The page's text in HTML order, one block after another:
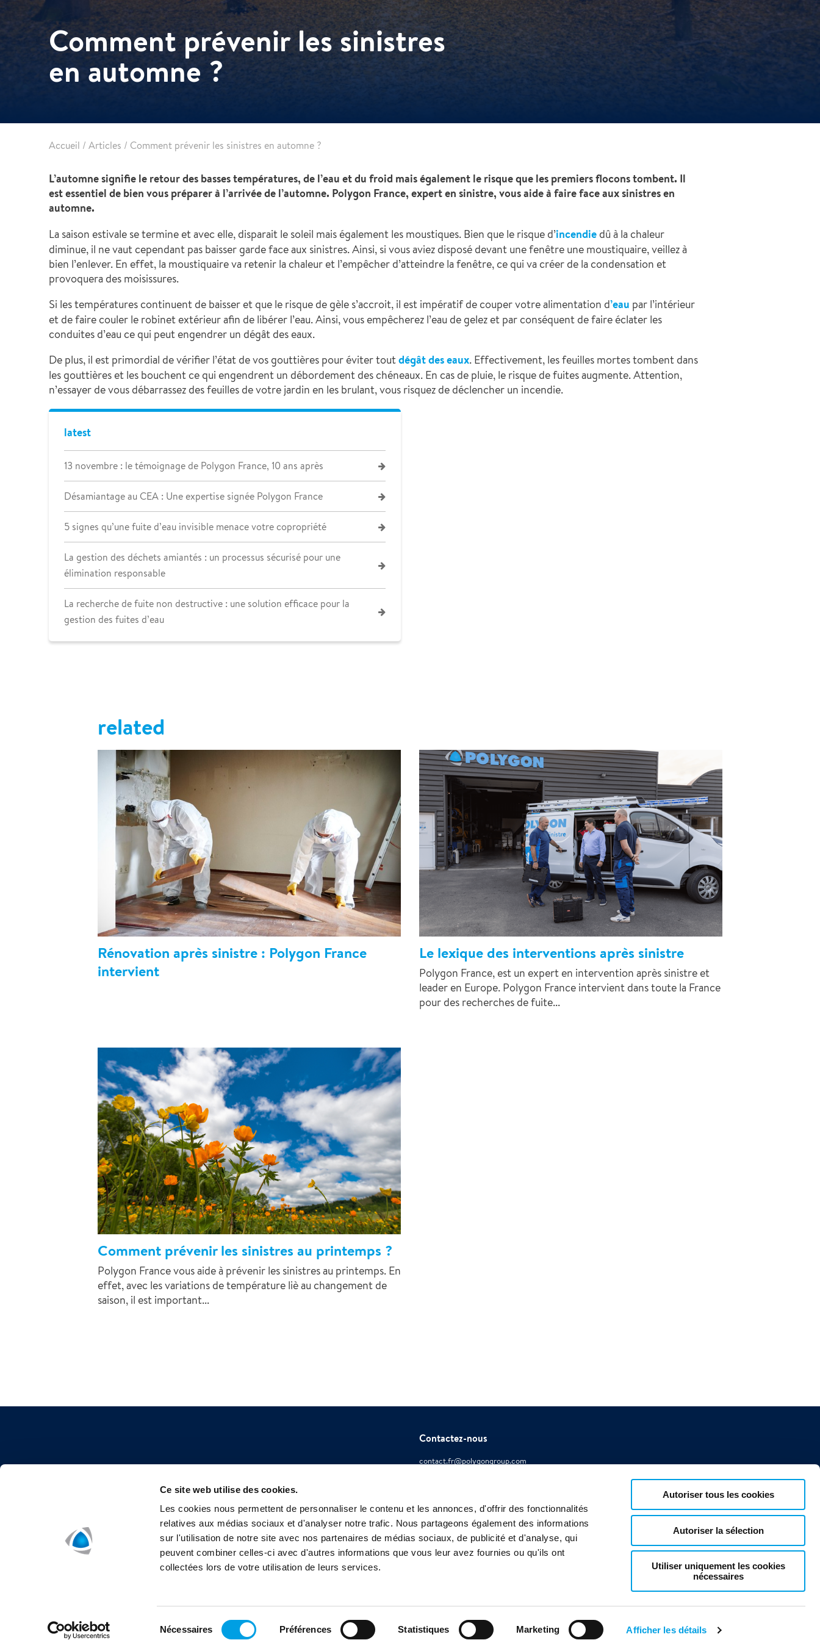
Ce site web utilise des cookies.
Les cookies nous permettent de personnaliser le contenu et les annonces, d'offrir des fonctionnalités
relatives aux médias sociaux et d'analyser notre trafic. Nous partageons également des informations
sur l'utilisation de notre site avec nos partenaires de médias sociaux, de publicité et d'analyse, qui
peuvent combiner celles-ci avec d'autres informations que vous leur avez fournies ou qu'ils ont
collectées lors de votre utilisation de leurs services.
Nécessaires Préférences Statistiques Marketing Afficher les détails
Autoriser tous les cookies
Autoriser la sélection
Utiliser uniquement les cookies
nécessaires
Imagerie industrielle
Réparation plomberie
Démolition
Comment prévenir les sinistres
en automne ?
Accueil / Articles / Comment prévenir les sinistres en automne ?
L’automne signifie le retour des basses températures, de l’eau et du froid mais également le risque que les premiers flocons tombent. Il
est essentiel de bien vous préparer à l’arrivée de l’automne. Polygon France, expert en sinistre, vous aide à faire face aux sinistres en
automne.
La saison estivale se termine et avec elle, disparait le soleil mais également les moustiques. Bien que le risque d’incendie dû à la chaleur
diminue, il ne vaut cependant pas baisser garde face aux sinistres. Ainsi, si vous aviez disposé devant une fenêtre une moustiquaire, veillez à
bien l’enlever. En effet, la moustiquaire va retenir la chaleur et l’empêcher d’atteindre la fenêtre, ce qui va créer de la condensation et
provoquera des moisissures.
Si les températures continuent de baisser et que le risque de gèle s’accroit, il est impératif de couper votre alimentation d’eau par l’intérieur
et de faire couler le robinet extérieur afin de libérer l’eau. Ainsi, vous empêcherez l’eau de gelez et par conséquent de faire éclater les
conduites d’eau ce qui peut engendrer un dégât des eaux.
De plus, il est primordial de vérifier l’état de vos gouttières pour éviter toutdégât des eaux. Effectivement, les feuilles mortes tombent dans
les gouttières et les bouchent ce qui engendrent un débordement des chéneaux. En cas de pluie, le risque de fuites augmente. Attention,
n’essayer de vous débarrassez des feuilles de votre jardin en les brulant, vous risquez de déclencher un incendie.
latest
13 novembre : le témoignage de Polygon France, 10 ans après
Désamiantage au CEA : Une expertise signée Polygon France
5 signes qu’une fuite d’eau invisible menace votre copropriété
La gestion des déchets amiantés : un processus sécurisé pour une
élimination responsable
La recherche de fuite non destructive : une solution efficace pour la
gestion des fuites d’eau
related
Rénovation après sinistre : Polygon France
intervient
Le lexique des interventions après sinistre
Polygon France, est un expert en intervention après sinistre et
leader en Europe. Polygon France intervient dans toute la France
pour des recherches de fuite...
Comment prévenir les sinistres au printemps ?
Polygon France vous aide à prévenir les sinistres au printemps. En
effet, avec les variations de température liè au changement de
saison, il est important...
Contactez-nous
contact.fr@polygongroup.com
POLYGON FRANCE
Politique de confidentialité de site Web externe Polygon Politique de confidentialité de Polygon Polygon cookies